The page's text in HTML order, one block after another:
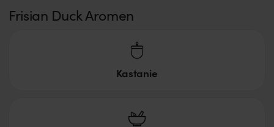
Frisian Duck Aromen
Kastanie